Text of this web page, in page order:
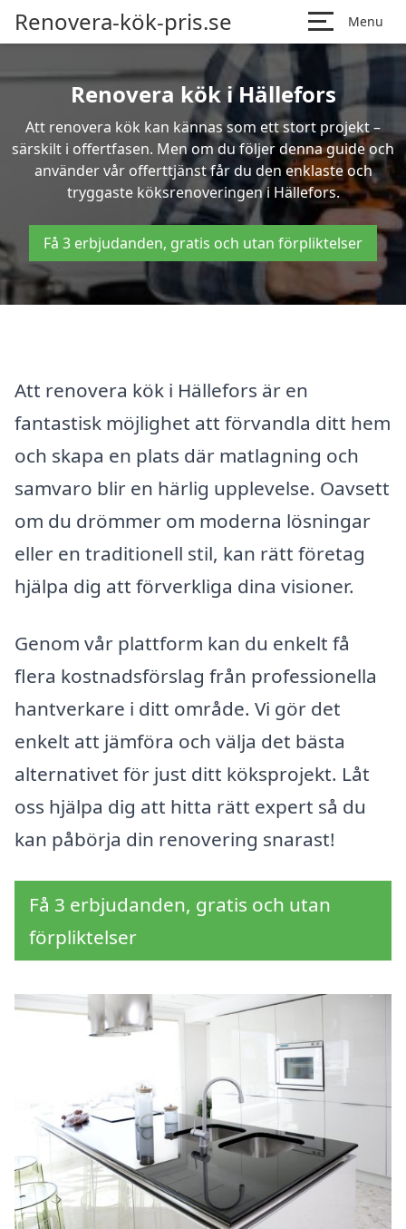
Renovera-kök-pris.se Menu
Renovera kök i Hällefors
Att renovera kök kan kännas som ett stort projekt –
särskilt i offertfasen. Men om du följer denna guide och
använder vår offerttjänst får du den enklaste och
tryggaste köksrenoveringen i Hällefors.
Få 3 erbjudanden, gratis och utan förpliktelser
Att renovera kök i Hällefors är en
fantastisk möjlighet att förvandla ditt hem
och skapa en plats där matlagning och
samvaro blir en härlig upplevelse. Oavsett
om du drömmer om moderna lösningar
eller en traditionell stil, kan rätt företag
hjälpa dig att förverkliga dina visioner.
Genom vår plattform kan du enkelt få
flera kostnadsförslag från professionella
hantverkare i ditt område. Vi gör det
enkelt att jämföra och välja det bästa
alternativet för just ditt köksprojekt. Låt
oss hjälpa dig att hitta rätt expert så du
kan påbörja din renovering snarast!
Få 3 erbjudanden, gratis och utan
förpliktelser